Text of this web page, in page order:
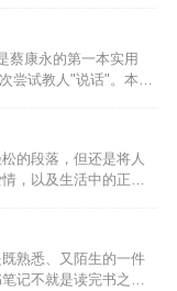
好玩，一玩就能玩一
不凶子。《人世间》
代末，北方某省会城
，父亲周志刚在西南参
响应国家号召成为第一
人丈夫远赴贵州乡
相依为命。在五十年
阔斧的改革中经历仕
康永的第一本实用
尝试教人"说话"。本书
人喜欢"。《蔡康永的
，每篇都是让谈话变
的令人喷饭的.搞笑插
样犀利俏皮，饶有情
这本《蔡…
的段落，但还是将人
，以及生活中的正
态度面对这个世界呢?
告诉我们：为了心灵
，我们还是该勇敢一
、爱朋友、爱自己身
熟悉、又陌生的一件
记不就是读完书之后